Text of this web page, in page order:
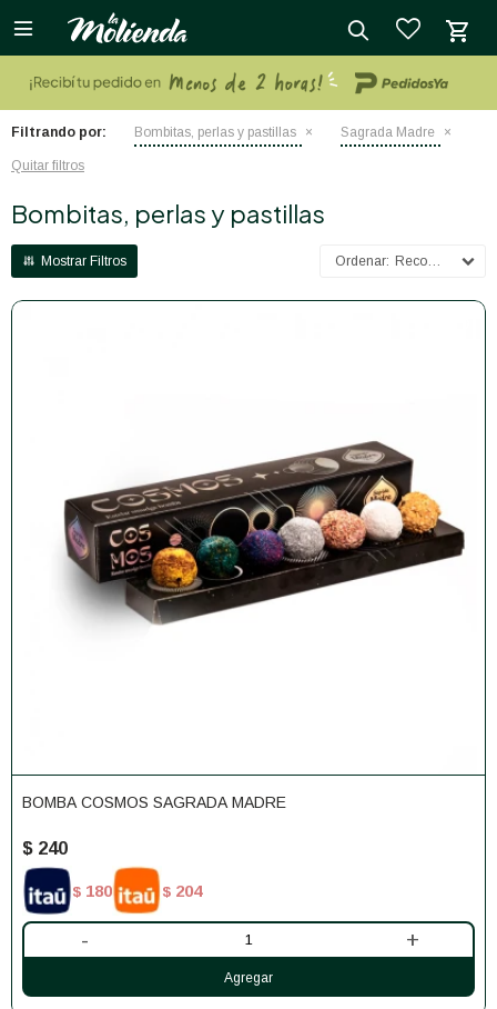

Filtrando por: Bombitas, perlas y pastillas Sagrada Madre
Quitar filtros
Bombitas, perlas y pastillas
Recomendados
BOMBA COSMOS SAGRADA MADRE
$ 240
$ 180 $ 204
- +